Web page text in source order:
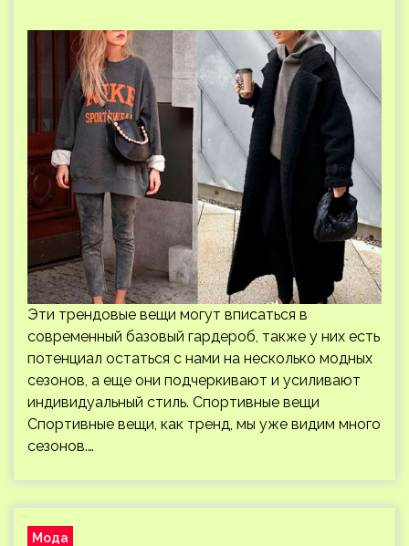
Эти трендовые вещи могут вписаться в
современный базовый гардероб, также у них есть
потенциал остаться с нами на несколько модных
сезонов, а еще они подчеркивают и усиливают
индивидуальный стиль. Спортивные вещи
Спортивные вещи, как тренд, мы уже видим много
сезонов.…
Мода